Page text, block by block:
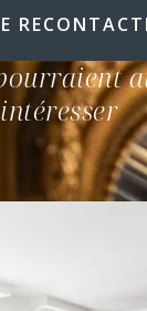
intéresser